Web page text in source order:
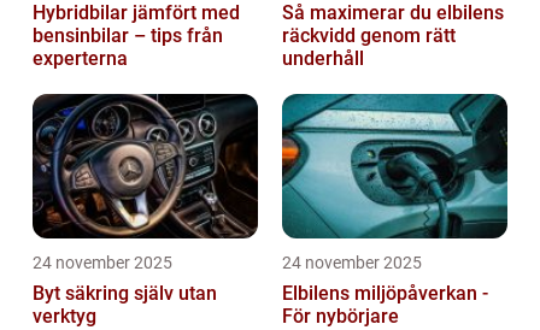
Hybridbilar jämfört med
bensinbilar – tips från
experterna
Så maximerar du elbilens
räckvidd genom rätt
underhåll
24 november 2025
Byt säkring själv utan
verktyg
24 november 2025
Elbilens miljöpåverkan -
För nybörjare